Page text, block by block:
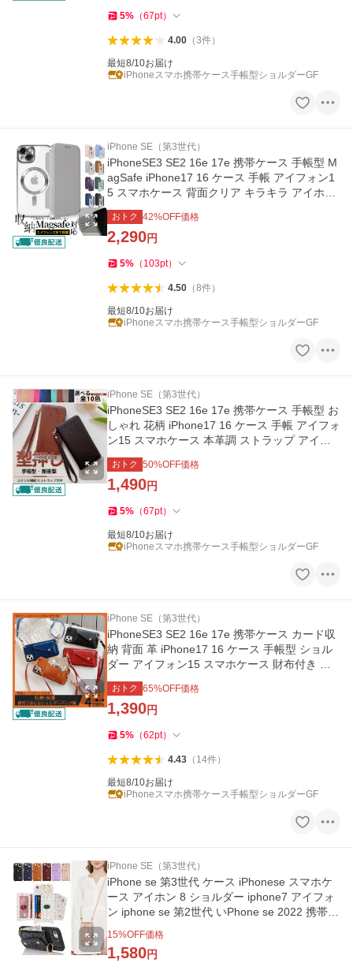
5% （67pt）
4.00（3件）
最短8/10お届け
iPhoneスマホ携帯ケース手帳型ショルダーGF
iPhone SE（第3世代）
iPhoneSE3 SE2 16e 17e 携帯ケース 手帳型 M
agSafe iPhone17 16 ケース 手帳 アイフォン1
5 スマホケース 背面クリア キラキラ アイホン
13 12 14 カバー
おトク 42%OFF価格
2,290円
5% （ 103pt）
4.50（8件）
最短8/10お届け
iPhoneスマホ携帯ケース手帳型ショルダーGF
iPhone SE（第3世代）
iPhoneSE3 SE2 16e 17e 携帯ケース 手帳型 お
しゃれ 花柄 iPhone17 16 ケース 手帳 アイフォ
ン15 スマホケース 本革調 ストラップ アイホ
ン13 12 14 カバー
おトク 50%OFF価格
1,490円
5% （67pt）
最短8/10お届け
iPhoneスマホ携帯ケース手帳型ショルダーGF
iPhone SE（第3世代）
iPhoneSE3 SE2 16e 17e 携帯ケース カード収
納 背面 革 iPhone17 16 ケース 手帳型 ショル
ダー アイフォン15 スマホケース 財布付き ア
イホン13 12 14 カバー
おトク 65%OFF価格
1,390円
5% （62pt）
4.43（ 14件）
最短8/10お届け
iPhoneスマホ携帯ケース手帳型ショルダーGF
iPhone SE（第3世代）
iPhone se 第3世代 ケース iPhonese スマホケ
ース アイホン 8 ショルダー iphone7 アイフォ
ン iphone se 第2世代 いPhone se 2022 携帯ケ
15%OFF価格
1,580円